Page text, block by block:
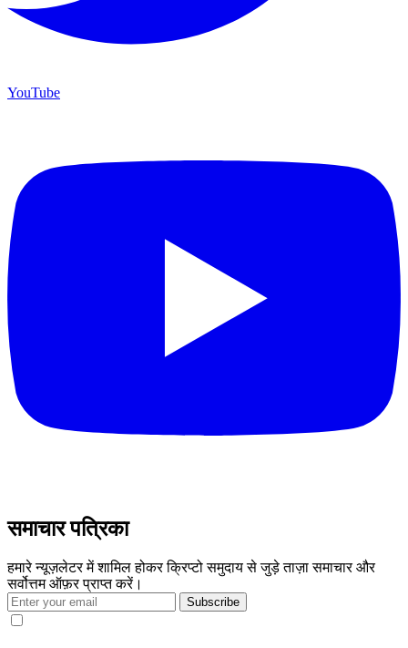
YouTube
समाचार पत्रिका
हमारे न्यूज़लेटर में शामिल होकर क्रिप्टो समुदाय से जुड़े ताज़ा समाचार और
सर्वोत्तम ऑफ़र प्राप्त करें।
Subscribe